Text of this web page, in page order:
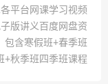
平台网课学习视频
版讲义百度网盘资
包含寒假班+春季班
+秋季班四季班课程